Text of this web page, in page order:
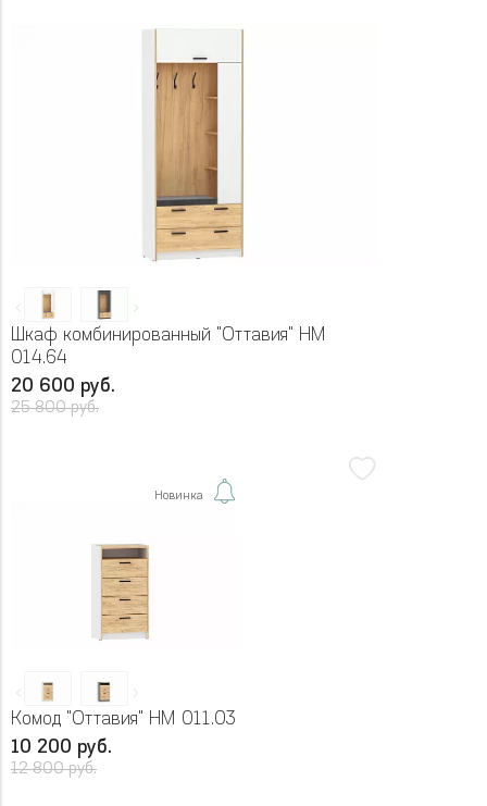
Шкаф комбинированный "Оттавия" НМ
014.64
20 600 руб.
25 800 руб.
Новинка
Комод "Оттавия" НМ 011.03
10 200 руб.
12 800 руб.